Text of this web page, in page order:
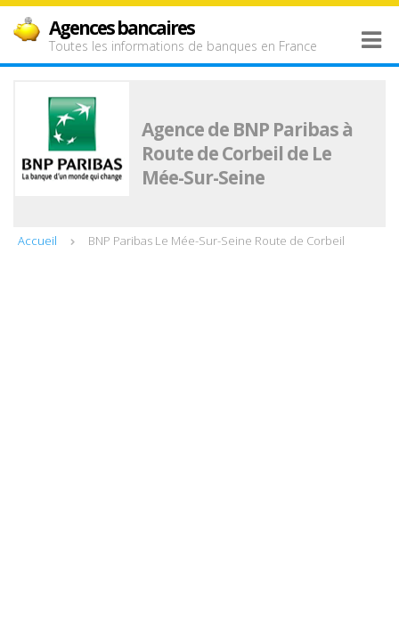
Agences bancaires
Toutes les informations de banques en France
Agence de BNP Paribas à
Route de Corbeil de Le
Mée-Sur-Seine
Accueil BNP Paribas Le Mée-Sur-Seine Route de Corbeil